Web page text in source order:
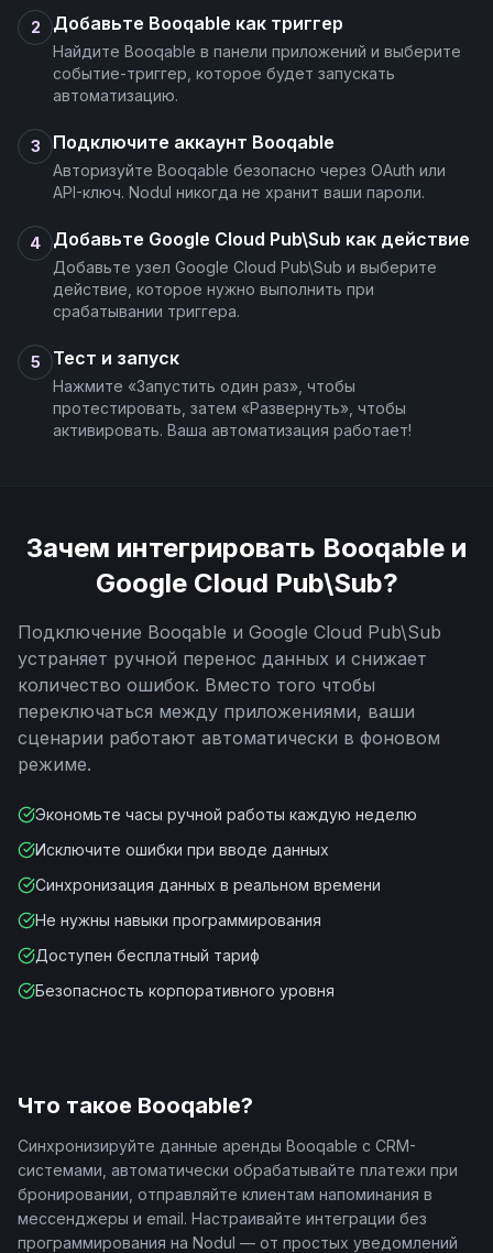
Topics List
2 Добавьте Booqable как триггер
Найдите Booqable в панели приложений и выберите
событие-триггер, которое будет запускать
автоматизацию.
3 Подключите аккаунт Booqable
Авторизуйте Booqable безопасно через OAuth или
API-ключ. Nodul никогда не хранит ваши пароли.
4 Добавьте Google Cloud Pub\Sub как действие
Добавьте узел Google Cloud Pub\Sub и выберите
действие, которое нужно выполнить при
срабатывании триггера.
5 Тест и запуск
Нажмите «Запустить один раз», чтобы
протестировать, затем «Развернуть», чтобы
активировать. Ваша автоматизация работает!
Зачем интегрировать Booqable и
Google Cloud Pub\Sub?
Подключение Booqable и Google Cloud Pub\Sub
устраняет ручной перенос данных и снижает
количество ошибок. Вместо того чтобы
переключаться между приложениями, ваши
сценарии работают автоматически в фоновом
режиме.
Экономьте часы ручной работы каждую неделю
Исключите ошибки при вводе данных
Синхронизация данных в реальном времени
Не нужны навыки программирования
Доступен бесплатный тариф
Безопасность корпоративного уровня
Что такое Booqable?
Синхронизируйте данные аренды Booqable с CRM-
системами, автоматически обрабатывайте платежи при
бронировании, отправляйте клиентам напоминания в
мессенджеры и email. Настраивайте интеграции без
программирования на Nodul — от простых уведомлений